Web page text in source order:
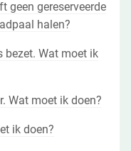
geen gereserveerde
halen?
bezet. Wat moet ik
Wat moet ik doen?
ik doen?